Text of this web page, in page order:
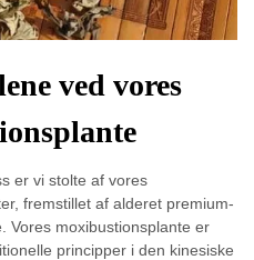
ved vores
er vi stolte af vores
fremstillet af alderet premium-
Vores moxibustionsplante er
principper i den kinesiske